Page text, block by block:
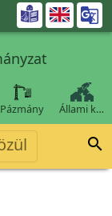

Pázmány Állami k…
